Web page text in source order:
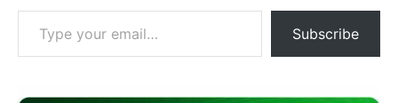
Type your email…
Subscribe